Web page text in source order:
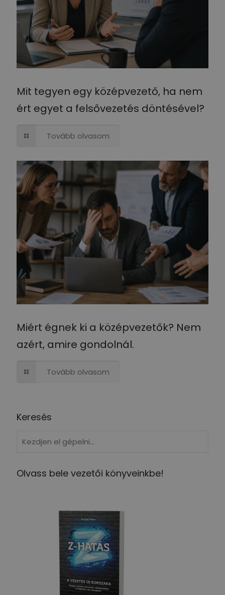
Mit tegyen egy középvezető, ha nem
ért egyet a felsővezetés döntésével?
Tovább olvasom
Miért égnek ki a középvezetők? Nem
azért, amire gondolnál.
Tovább olvasom
Keresés
Olvass bele vezetői könyveinkbe!